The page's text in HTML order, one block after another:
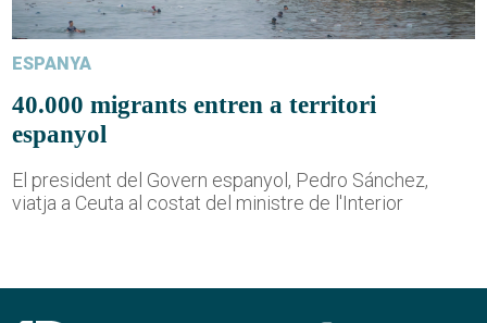
ESPANYA
40.000 migrants entren a territori
espanyol
El president del Govern espanyol, Pedro Sánchez,
viatja a Ceuta al costat del ministre de l'Interior